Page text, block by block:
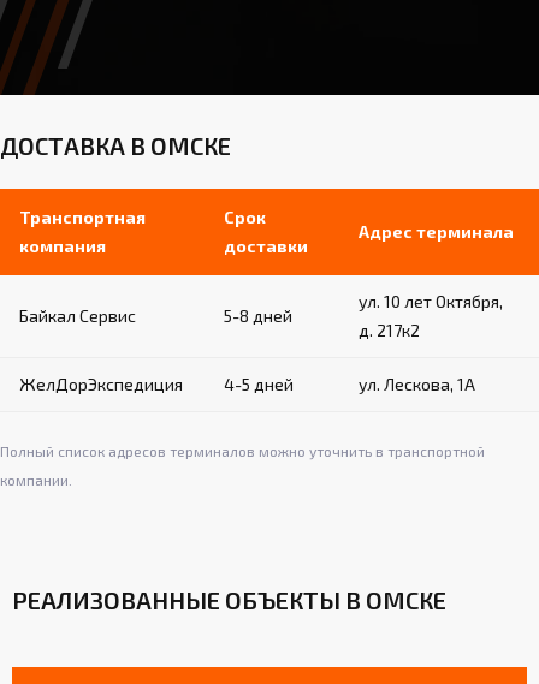
ДОСТАВКА В ОМСКЕ
Транспортная
компания
Срок
доставки
Адрес терминала
Байкал Сервис 5-8 дней
ул. 10 лет Октября,
д. 217к2
ЖелДорЭкспедиция 4-5 дней ул. Лескова, 1А
Полный список адресов терминалов можно уточнить в транспортной
компании.
РЕАЛИЗОВАННЫЕ ОБЪЕКТЫ В ОМСКЕ